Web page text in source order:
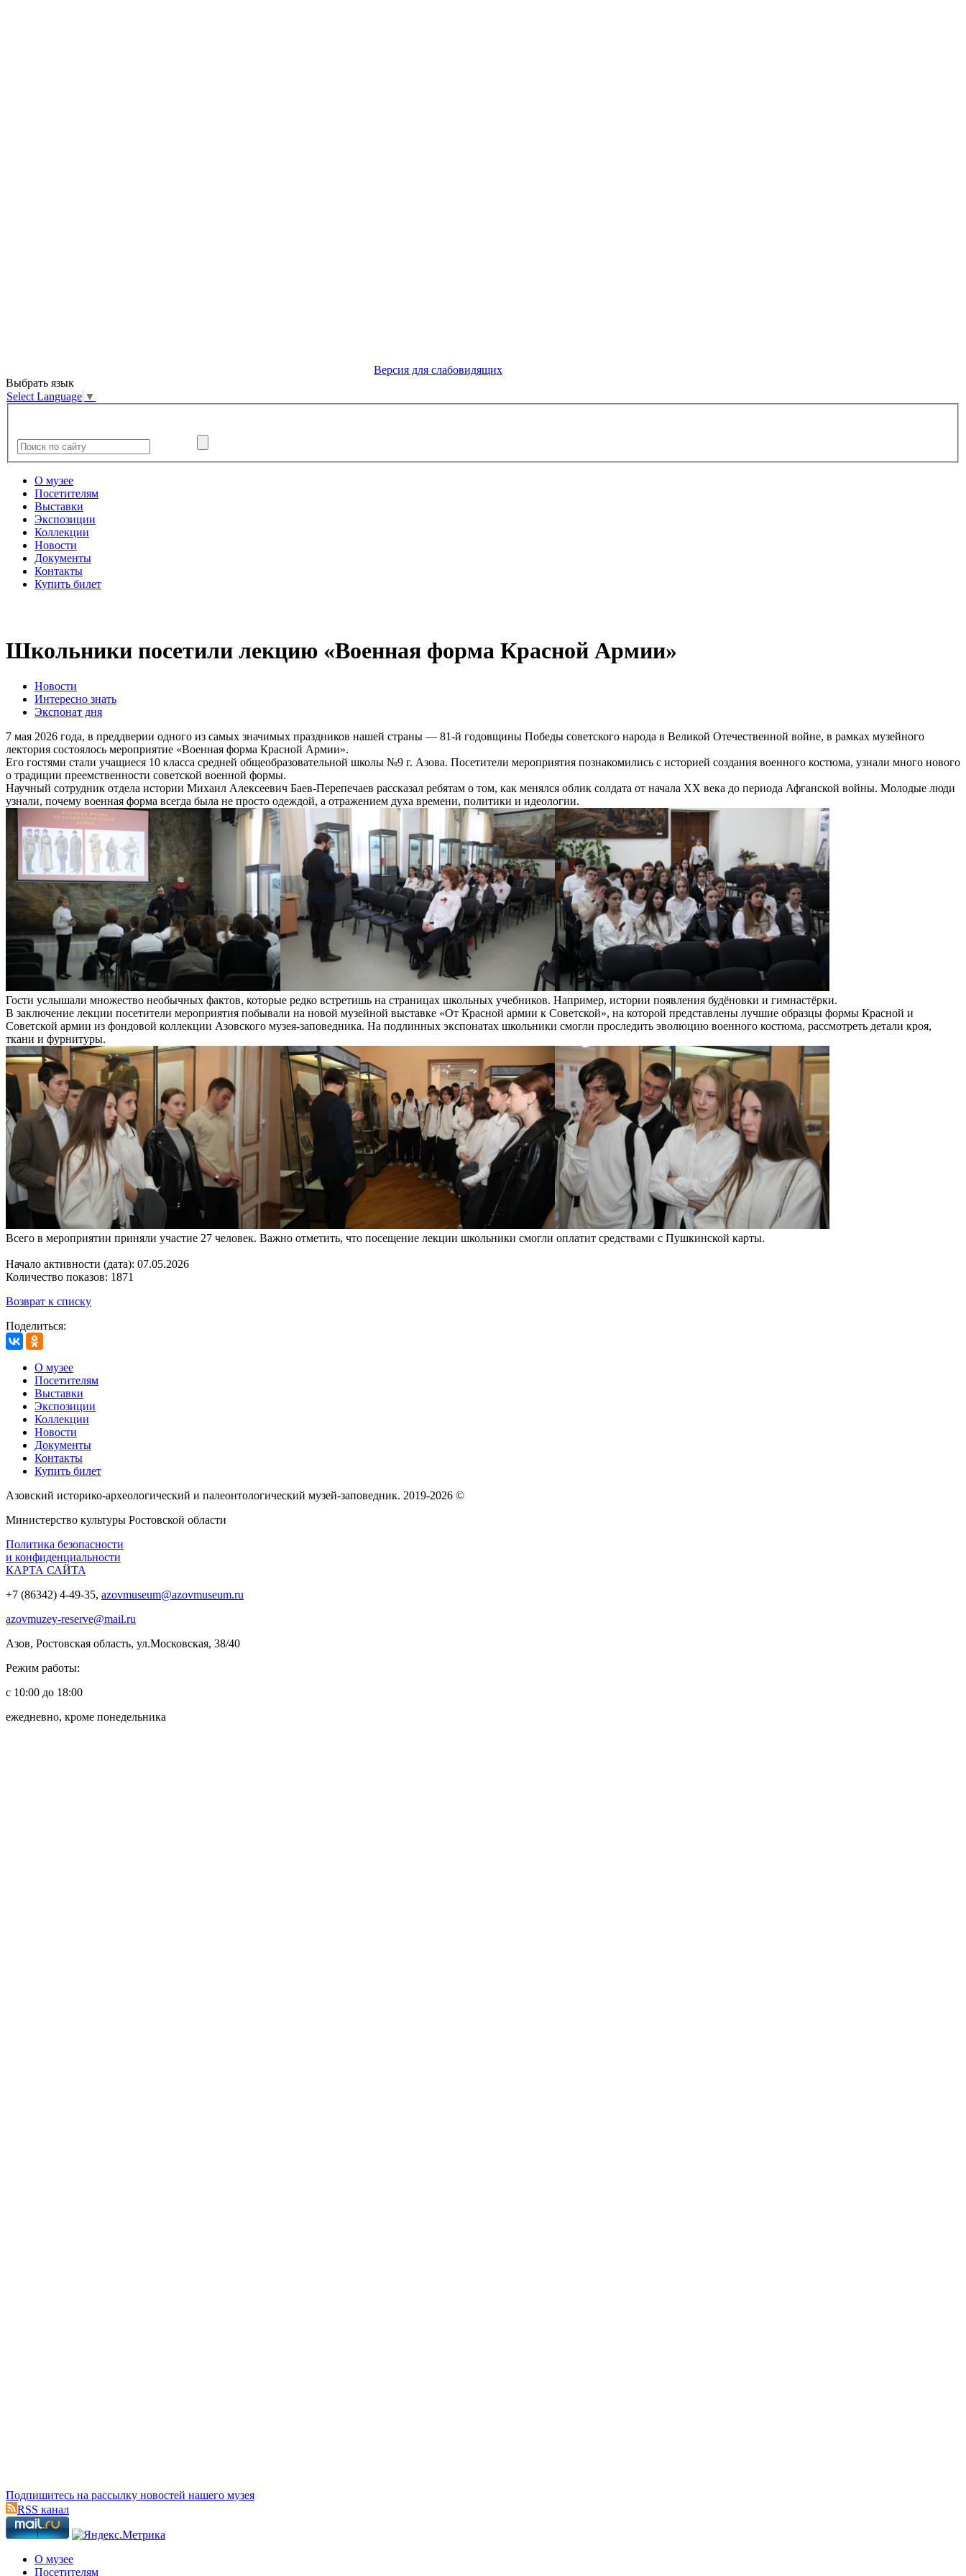
Версия для слабовидящих
Выбрать язык
Select Language ▼
О музее
Посетителям
Выставки
Экспозиции
Коллекции
Новости
Документы
Контакты
Купить билет
Школьники посетили лекцию «Военная форма Красной Армии»
Новости
Интересно знать
Экспонат дня
7 мая 2026 года, в преддверии одного из самых значимых праздников нашей страны — 81-й годовщины Победы советского народа в Великой Отечественной войне, в рамках музейного
лектория состоялось мероприятие «Военная форма Красной Армии».
Его гостями стали учащиеся 10 класса средней общеобразовательной школы №9 г. Азова. Посетители мероприятия познакомились с историей создания военного костюма, узнали много нового
о традиции преемственности советской военной формы.
Научный сотрудник отдела истории Михаил Алексеевич Баев-Перепечаев рассказал ребятам о том, как менялся облик солдата от начала XX века до периода Афганской войны. Молодые люди
узнали, почему военная форма всегда была не просто одеждой, а отражением духа времени, политики и идеологии.
Гости услышали множество необычных фактов, которые редко встретишь на страницах школьных учебников. Например, истории появления будёновки и гимнастёрки.
В заключение лекции посетители мероприятия побывали на новой музейной выставке «От Красной армии к Советской», на которой представлены лучшие образцы формы Красной и
Советской армии из фондовой коллекции Азовского музея-заповедника. На подлинных экспонатах школьники смогли проследить эволюцию военного костюма, рассмотреть детали кроя,
ткани и фурнитуры.
Всего в мероприятии приняли участие 27 человек. Важно отметить, что посещение лекции школьники смогли оплатит средствами с Пушкинской карты.
Начало активности (дата): 07.05.2026
Количество показов: 1871
Возврат к списку
Поделиться:
О музее
Посетителям
Выставки
Экспозиции
Коллекции
Новости
Документы
Контакты
Купить билет
Азовский историко‑археологический и палеонтологический музей‑заповедник. 2019-2026 ©
Министерство культуры Ростовской области
Политика безопасности
и конфиденциальности
КАРТА САЙТА
+7 (86342) 4-49-35, azovmuseum@azovmuseum.ru
azovmuzey-reserve@mail.ru
Азов, Ростовская область, ул.Московская, 38/40
Режим работы:
с 10:00 до 18:00
ежедневно, кроме понедельника
Подпишитесь на рассылку новостей нашего музея
RSS канал
О музее
Посетителям